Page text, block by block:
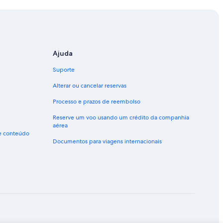
conteúdo
Ajuda
Suporte
Alterar ou cancelar reservas
Processo e prazos de reembolso
Reserve um voo usando um crédito da companhia
aérea
Documentos para viagens internacionais